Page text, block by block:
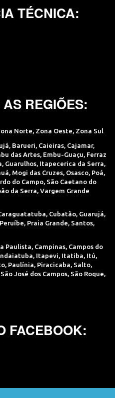
TÉCNICA:
REGIÕES:
Norte, Zona Oeste, Zona Sul
Barueri Caieiras Cajamar,
das Artes Embu-Guaçu Ferraz
Guarulhos Itapecerica da Serra
Mogi das Cruzes Osasco Poá
do Campo São Caetano do
da Serra Vargem Grande
, Cubatão, Guarujá,
Peruíbe, Praia Grande, Santos,
Paulista Campinas Campos do
Itapevi Itatiba Itú
Paulínia Piracicaba Salto
São José dos Campos São Roque
FACEBOOK: